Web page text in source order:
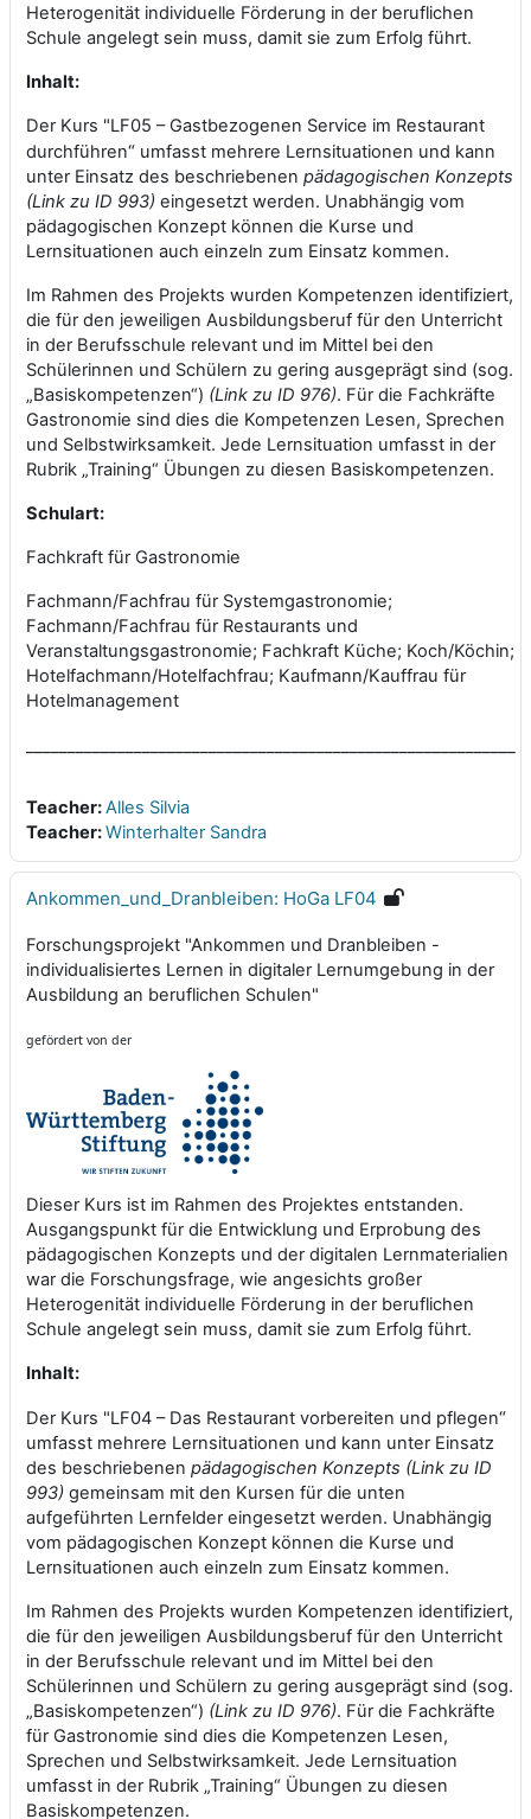
Heterogenität individuelle Förderung in der beruflichen
Schule angelegt sein muss, damit sie zum Erfolg führt.
Inhalt:
Der Kurs "LF05 – Gastbezogenen Service im Restaurant
durchführen“ umfasst mehrere Lernsituationen und kann
unter Einsatz des beschriebenen pädagogischen Konzepts
(Link zu ID 993) eingesetzt werden. Unabhängig vom
pädagogischen Konzept können die Kurse und
Lernsituationen auch einzeln zum Einsatz kommen.
Im Rahmen des Projekts wurden Kompetenzen identifiziert,
die für den jeweiligen Ausbildungsberuf für den Unterricht
in der Berufsschule relevant und im Mittel bei den
Schülerinnen und Schülern zu gering ausgeprägt sind (sog.
„Basiskompetenzen“) (Link zu ID 976). Für die Fachkräfte
Gastronomie sind dies die Kompetenzen Lesen, Sprechen
und Selbstwirksamkeit. Jede Lernsituation umfasst in der
Rubrik „Training“ Übungen zu diesen Basiskompetenzen.
Schulart:
Fachkraft für Gastronomie
Fachmann/Fachfrau für Systemgastronomie;
Fachmann/Fachfrau für Restaurants und
Veranstaltungsgastronomie; Fachkraft Küche; Koch/Köchin;
Hotelfachmann/Hotelfachfrau; Kaufmann/Kauffrau für
Hotelmanagement
Teacher:Alles Silvia
Teacher:Winterhalter Sandra
Ankommen_und_Dranbleiben: HoGa LF04
Forschungsprojekt "Ankommen und Dranbleiben -
individualisiertes Lernen in digitaler Lernumgebung in der
Ausbildung an beruflichen Schulen"
gefördert von der
Dieser Kurs ist im Rahmen des Projektes entstanden.
Ausgangspunkt für die Entwicklung und Erprobung des
pädagogischen Konzepts und der digitalen Lernmaterialien
war die Forschungsfrage, wie angesichts großer
Heterogenität individuelle Förderung in der beruflichen
Schule angelegt sein muss, damit sie zum Erfolg führt.
Inhalt:
Der Kurs "LF04 – Das Restaurant vorbereiten und pflegen“
umfasst mehrere Lernsituationen und kann unter Einsatz
des beschriebenen pädagogischen Konzepts (Link zu ID
993) gemeinsam mit den Kursen für die unten
aufgeführten Lernfelder eingesetzt werden. Unabhängig
vom pädagogischen Konzept können die Kurse und
Lernsituationen auch einzeln zum Einsatz kommen.
Im Rahmen des Projekts wurden Kompetenzen identifiziert,
die für den jeweiligen Ausbildungsberuf für den Unterricht
in der Berufsschule relevant und im Mittel bei den
Schülerinnen und Schülern zu gering ausgeprägt sind (sog.
„Basiskompetenzen“) (Link zu ID 976). Für die Fachkräfte
für Gastronomie sind dies die Kompetenzen Lesen,
Sprechen und Selbstwirksamkeit. Jede Lernsituation
umfasst in der Rubrik „Training“ Übungen zu diesen
Basiskompetenzen.